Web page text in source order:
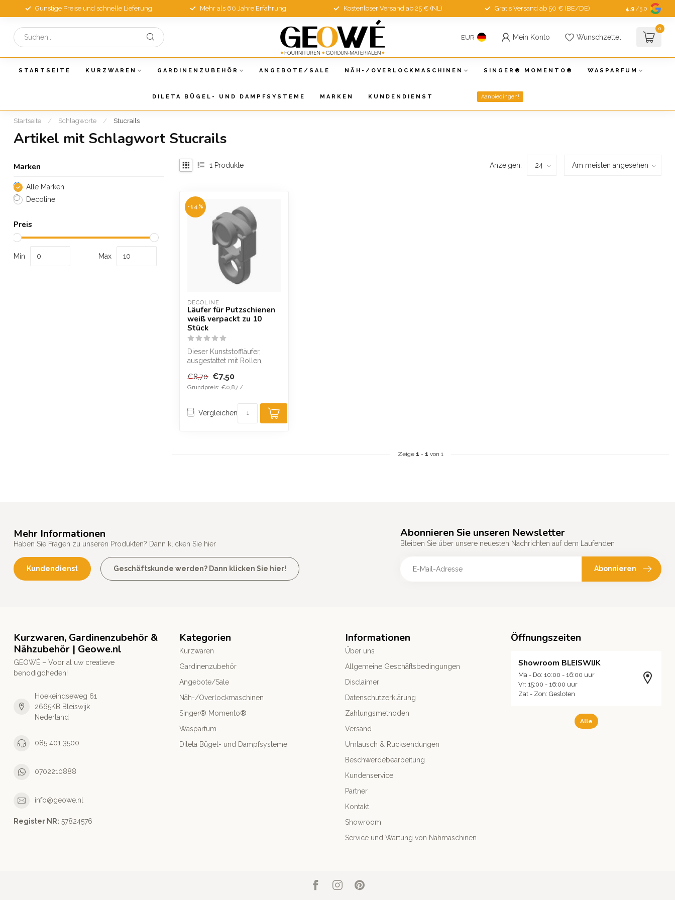
Günstige Preise und schnelle Lieferung Mehr als 60 Jahre Erfahrung Kostenloser Versand ab 25 € (NL) Gratis Versand ab 50 € (BE/DE) 4.9 /5.0
EUR Mein Konto Wunschzettel
0
STARTSEITE KURZWAREN GARDINENZUBEHÖR ANGEBOTE/SALE NÄH-/OVERLOCKMASCHINEN SINGER® MOMENTO® WASPARFUM
DILETA BÜGEL- UND DAMPFSYSTEME MARKEN KUNDENDIENST Aanbiedingen!
Startseite / Schlagworte / Stucrails
Artikel mit Schlagwort Stucrails
Marken
Alle Marken
Decoline
Preis
Min Max
1 Produkte Anzeigen:
-14%
DECOLINE
Läufer für Putzschienen
weiß verpackt zu 10
Stück
Dieser Kunststoffläufer,
ausgestattet mit Rollen,
um ...
€8,70 €7,50
Grundpreis: €0,87 /
Vergleichen
Zeige 1 - 1 von 1
Mehr Informationen
Haben Sie Fragen zu unseren Produkten? Dann klicken Sie hier
Kundendienst Geschäftskunde werden? Dann klicken Sie hier!
Abonnieren Sie unseren Newsletter
Bleiben Sie über unsere neuesten Nachrichten auf dem Laufenden
Abonnieren
Kurzwaren, Gardinenzubehör &
Nähzubehör | Geowe.nl
GEOWÉ – Voor al uw creatieve
benodigdheden!
Hoekeindseweg 61
2665KB Bleiswijk
Nederland
085 401 3500
0702210888
info@geowe.nl
Register NR: ‭57824576‬
Kategorien
Kurzwaren
Gardinenzubehör
Angebote/Sale
Näh-/Overlockmaschinen
Singer® Momento®
Wasparfum
Dileta Bügel- und Dampfsysteme
Informationen
Über uns
Allgemeine Geschäftsbedingungen
Disclaimer
Datenschutzerklärung
Zahlungsmethoden
Versand
Umtausch & Rücksendungen
Beschwerdebearbeitung
Kundenservice
Partner
Kontakt
Showroom
Service und Wartung von Nähmaschinen
Öffnungszeiten
Showroom BLEISWIJK
Ma - Do: 10:00 - 16:00 uur
Vr: 15:00 - 16:00 uur
Zat - Zon: Gesloten
Alle